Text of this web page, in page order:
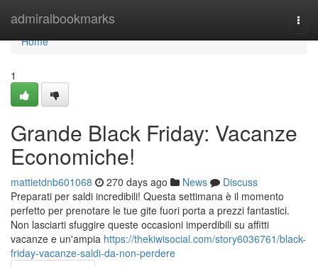
admiralbookmarks
Home
Home
1
Grande Black Friday: Vacanze
Economiche!
mattietdnb601068 270 days ago News
Discuss
Preparati per saldi incredibili! Questa settimana è il momento
perfetto per prenotare le tue gite fuori porta a prezzi fantastici.
Non lasciarti sfuggire queste occasioni imperdibili su affitti
vacanze e un'ampia https://thekiwisocial.com/story6036761/black-
friday-vacanze-saldi-da-non-perdere